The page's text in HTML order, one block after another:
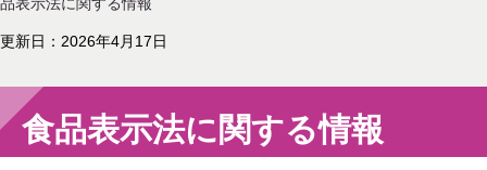
品表示法に関する情報
更新日：2026年4月17日
食品表示法に関する情報